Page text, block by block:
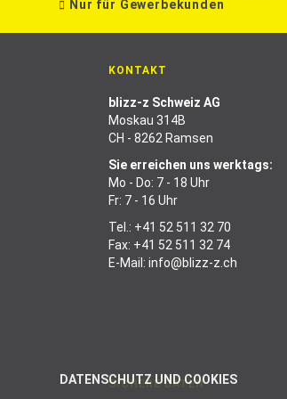
DATENSCHUTZ UND COOKIES
Nur für Gewerbekunden
KONTAKT
blizz-z Schweiz AG
Moskau 314B
CH - 8262 Ramsen
Sie erreichen uns werktags:
Mo - Do: 7 - 18 Uhr
Fr: 7 - 16 Uhr
Tel.: +41 52 511 32 70
Fax: +41 52 511 32 74
E-Mail: info@blizz-z.ch
SICHERE DATEN